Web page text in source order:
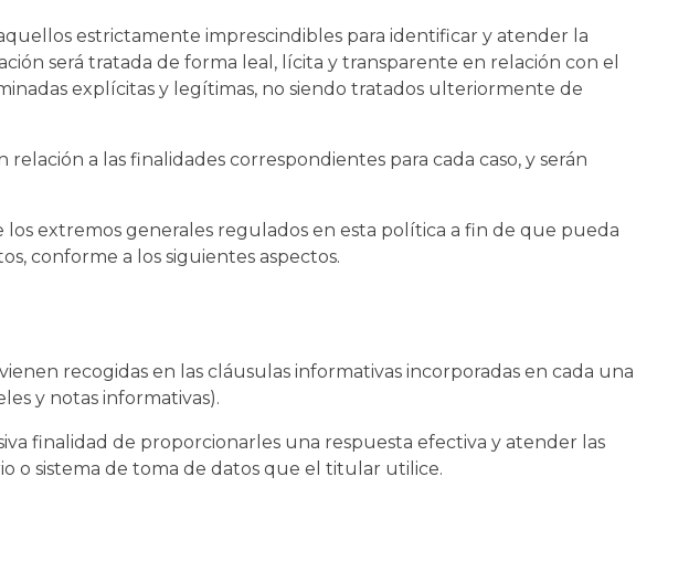
estrictamente imprescindibles para identificar y atender la
será tratada de forma leal, lícita y transparente en relación con el
explícitas y legítimas, no siendo tratados ulteriormente de
a las finalidades correspondientes para cada caso, y serán
extremos generales regulados en esta política a fin de que pueda
conforme a los siguientes aspectos.
recogidas en las cláusulas informativas incorporadas en cada una
y notas informativas).
finalidad de proporcionarles una respuesta efectiva y atender las
o sistema de toma de datos que el titular utilice.